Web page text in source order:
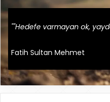
""Hedefe varmayan ok,
Fatih Sultan Mehmet